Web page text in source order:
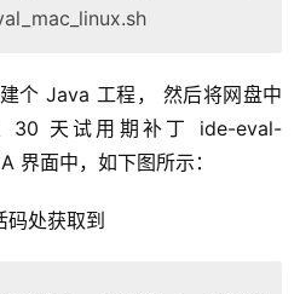
个 Java 工程， 然后将网盘中
30 天试用期补丁 ide-eval-
界面中，如下图所示：
处获取到